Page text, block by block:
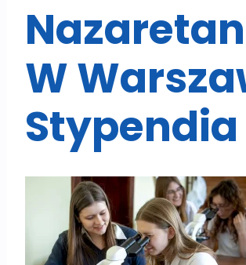
W
Stypendia